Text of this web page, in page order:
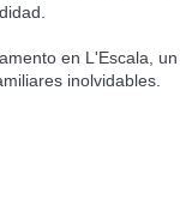
en L'Escala, un
inolvidables.